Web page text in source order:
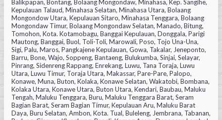
Balikpapan, Bontang, Bolaang Mongondaw, Minahasa, Kep. Sangihe,
Kepulauan Talaud, Minahasa Selatan, Minahasa Utara, Bolaang
Mongondow Utara, Kepulauan Sitaro, Minahasa Tenggara, Bolaang
Mongondaw Timur, Bolaang Mongondaw Selatan, Manado, Bitung,
Tomohon, Kota. Kotamobagu, Banggai Kepulauan, Donggala, Parigi
Mautong, Banggai, Buol, Toli-Toli, Marowali, Poso, Tojo Una-Una,
Sigi, Palu, Maros, Pangkajene Kepulauan, Gowa, Takalar, Jeneponto,
Barru, Bone, Wajo, Soppeng, Bantaeng, Bulukumba, Sinjai, Selayar,
Pinrang, Sidenreng Rappang, Enrekang, Luwu, Tana Toraja, Luwu
Utara, Luwu Timur, Toraja Utara, Makassar, Pare-Pare, Palopo,
Konawe, Muna, Buton, Kolaka, Konawe Selatan, Wakatobi, Bombana,
Kolaka Utara, Konawe Utara, Buton Utara, Kendari, Baubau, Maluku
Tengah, Maluku Tenggara, Buru, Maluku Tenggara Barat, Seram
Bagian Barat, Seram Bagian Timur, Kepulauan Aru, Maluku Barat
Daya, Buru Selatan, Ambon, Kota. Tual, Buleleng, Jembrana, Tabanan,